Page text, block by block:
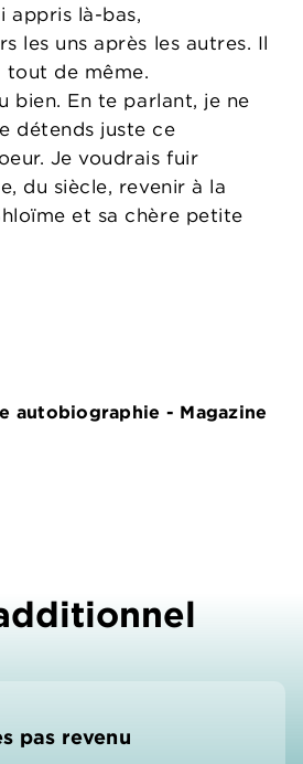
appris là-bas,
les uns après les autres. Il
tout de même.
bien. En te parlant, je ne
détends juste ce
Je voudrais fuir
du siècle, revenir à la
et sa chère petite
autobiographie - Magazine
pas revenu